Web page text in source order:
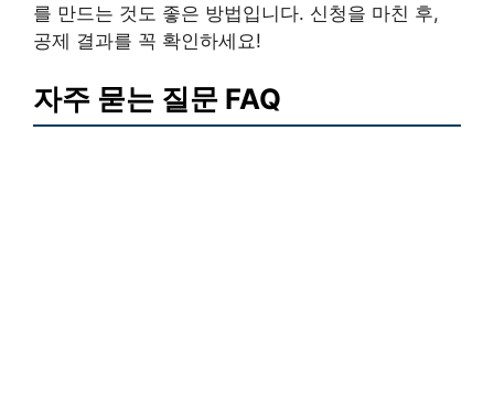
를 만드는 것도 좋은 방법입니다. 신청을 마친 후,
공제 결과를 꼭 확인하세요!
자주 묻는 질문 FAQ